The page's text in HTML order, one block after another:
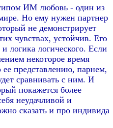
ИМ любовь - один из
Но ему нужен партнер
не демонстрирует
чувствах, устойчив. Его
логика логического. Если
некоторое время
представлению, парнем,
сравнивать с ним. И
покажется более
неудачливой и
сказать и про индивида